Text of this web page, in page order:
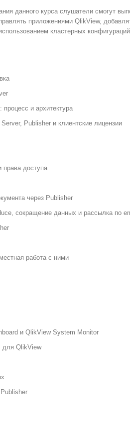
данного курса слушатели смогут
приложениями QlikView,
кластерных
и архитектура
Publisher и клиентские лицензии
права доступа
через Publisher
сокращение данных и рассылка по
работа с ними
и QlikView System Monitor
для QlikView